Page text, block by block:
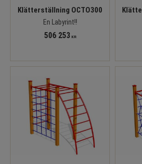
Klätterställning OCTO300
En Labyrint!!
506 253 KR